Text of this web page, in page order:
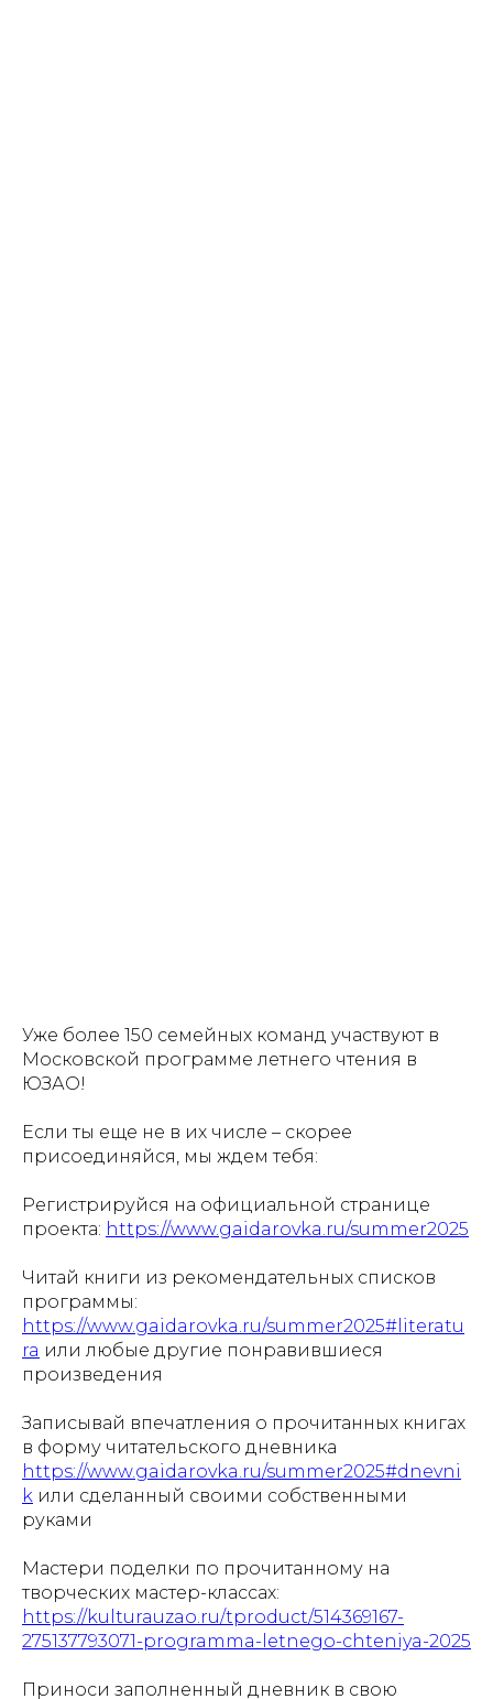
Уже более 150 семейных команд участвуют в
Московской программе летнего чтения в
ЮЗАО!
Если ты еще не в их числе – скорее
присоединяйся, мы ждем тебя:
Регистрируйся на официальной странице
проекта: https://www.gaidarovka.ru/summer2025
Читай книги из рекомендательных списков
программы:
https://www.gaidarovka.ru/summer2025#literatu
ra или любые другие понравившиеся
произведения
Записывай впечатления о прочитанных книгах
в форму читательского дневника
https://www.gaidarovka.ru/summer2025#dnevni
k или сделанный своими собственными
руками
Мастери поделки по прочитанному на
творческих мастер-классах:
https://kulturauzao.ru/tproduct/514369167-
275137793071-programma-letnego-chteniya-2025
Приноси заполненный дневник в свою